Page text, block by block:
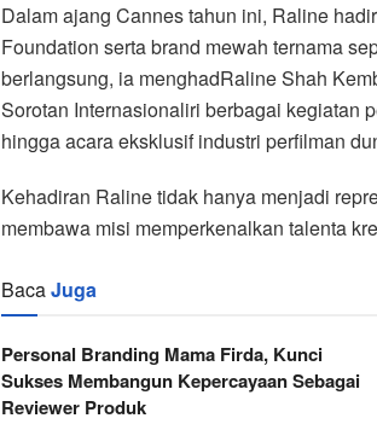
Dalam ajang Cannes tahun ini, Raline
Foundation serta brand mewah ternama
berlangsung, ia menghadRaline Shah
Sorotan Internasionaliri berbagai kegiatan
hingga acara eksklusif industri perfilman
Kehadiran Raline tidak hanya menjadi
membawa misi memperkenalkan talenta
BacaJuga
Personal Branding Mama Firda, Kunci
Sukses Membangun Kepercayaan Sebagai
Reviewer Produk